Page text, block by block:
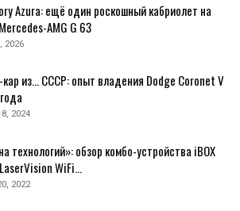
Azura: ещё один роскошный кабриолет на
AMG G 63
2026
из… СССР: опыт владения Dodge Coronet V
2024
технологий»: обзор комбо-устройства iBOX
WiFi…
2022